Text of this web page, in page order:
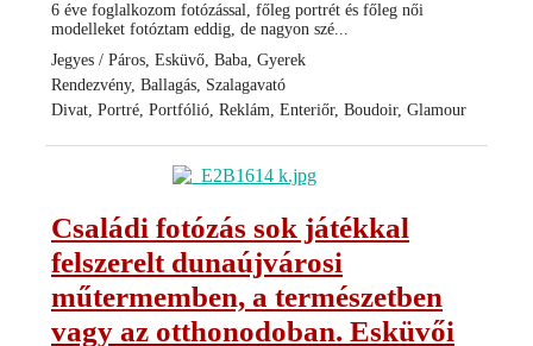
6 éve foglalkozom fotózással, főleg portrét és főleg női
modelleket fotóztam eddig, de nagyon szé...
Jegyes / Páros, Esküvő, Baba, Gyerek
Rendezvény, Ballagás, Szalagavató
Divat, Portré, Portfólió, Reklám, Enteriőr, Boudoir, Glamour
Családi fotózás sok játékkal
felszerelt dunaújvárosi
műtermemben, a természetben
vagy az otthonodoban. Esküvői